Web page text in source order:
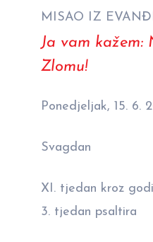
MISAO IZ
Ja vam kažem:
Zlomu!
Ponedjeljak, 15. 6.
Svagdan
XI. tjedan kroz
3. tjedan psaltira